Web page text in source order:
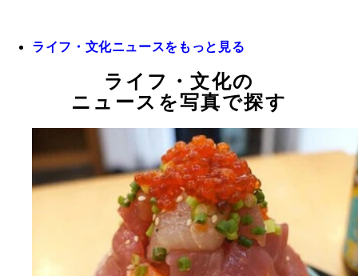
ライフ・文化ニュースをもっと見る
ライフ・文化の
ニュースを写真で探す